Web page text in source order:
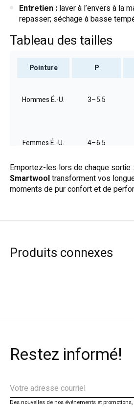
Entretien : laver à l’envers à la
repasser; séchage à basse
Tableau des tailles
Pointure P
Hommes É.-U. 3–5.5
Femmes É.-U. 4–6.5
Emportez-les lors de chaque sortie
Smartwooltransforment vos
moments de pur confort et de
Produits connexes
Restez informé!
Des nouvelles de nos événements et